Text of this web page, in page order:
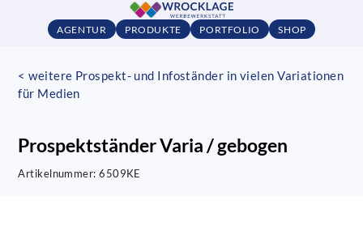
AGENTUR PRODUKTE PORTFOLIO SHOP
< weitere Prospekt- und Infoständer in vielen Variationen
für Medien
Prospektständer Varia / gebogen
Artikelnummer:6509KE